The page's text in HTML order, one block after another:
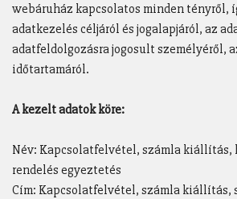
webáruház kapcsolatos minden tényről,
adatkezelés céljáról és jogalapjáról, az
adatfeldolgozásra jogosult személyéről,
időtartamáról.
A kezelt adatok köre:
Név: Kapcsolatfelvétel, számla kiállítás,
rendelés egyeztetés
Cím: Kapcsolatfelvétel, számla kiállítás,